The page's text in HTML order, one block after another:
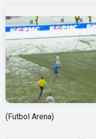
(Futbol Arena)